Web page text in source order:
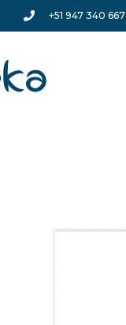
+51 947 340 667